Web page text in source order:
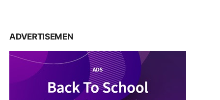
ADVERTISEMEN